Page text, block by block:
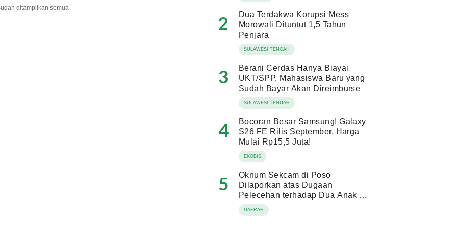
ditampilkan semua
2
Dua Terdakwa Korupsi Mess
Morowali Dituntut 1,5 Tahun
Penjara
SULAWESI TENGAH
3
Berani Cerdas Hanya Biayai
UKT/SPP, Mahasiswa Baru yang
Sudah Bayar Akan Direimburse
SULAWESI TENGAH
4
Bocoran Besar Samsung! Galaxy
S26 FE Rilis September, Harga
Mulai Rp15,5 Juta!
EKOBIS
5
Oknum Sekcam di Poso
Dilaporkan atas Dugaan
Pelecehan terhadap Dua Anak di
Bawah Umur
DAERAH